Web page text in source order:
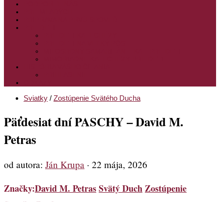
Sviatky / Zostúpenie Svätého Ducha
Päťdesiat dní PASCHY – David M.
Petras
od autora: Ján Krupa · 22 mája, 2026
Značky:David M. PetrasSvätý DuchZostúpenie